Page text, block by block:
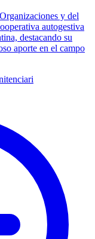
y del
autogestiva
destacando su
aporte en el campo